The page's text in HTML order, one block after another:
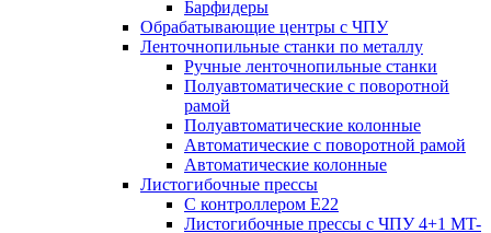
Барфидеры
Обрабатывающие центры с ЧПУ
Ленточнопильные станки по металлу
Ручные ленточнопильные станки
Полуавтоматические с поворотной
рамой
Полуавтоматические колонные
Автоматические с поворотной рамой
Автоматические колонные
Листогибочные прессы
С контроллером E22
Листогибочные прессы с ЧПУ 4+1 MT-